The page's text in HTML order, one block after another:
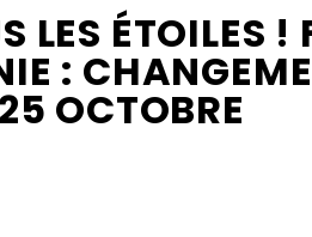
LES ÉTOILES !
:
OCTOBRE